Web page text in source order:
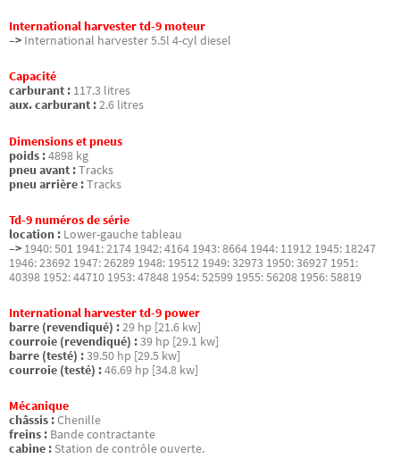
International harvester td-9 moteur
–> International harvester 5.5l 4-cyl diesel
Capacité
carburant : 117.3 litres
aux. carburant :2.6 litres
Dimensions et pneus
poids :4898 kg
pneu avant :Tracks
pneu arrière :Tracks
Td-9 numéros de série
location : Lower-gauche tableau
–> 1940: 501 1941: 2174 1942: 4164 1943: 8664 1944: 11912 1945: 18247
1946: 23692 1947: 26289 1948: 19512 1949: 32973 1950: 36927 1951:
40398 1952: 44710 1953: 47848 1954: 52599 1955: 56208 1956: 58819
International harvester td-9 power
barre (revendiqué) :29 hp [21.6 kw]
courroie (revendiqué) :39 hp [29.1 kw]
barre (testé) :39.50 hp [29.5 kw]
courroie (testé) :46.69 hp [34.8 kw]
Mécanique
châssis :Chenille
freins : Bande contractante
cabine : Station de contrôle ouverte.